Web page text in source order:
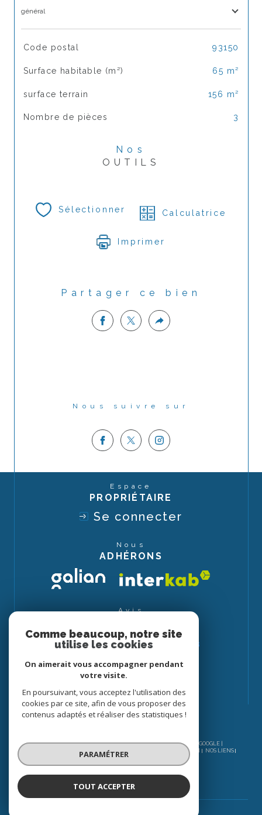
général
TRAD_SIROCCO_Caracteristique
Code postal 93150
Surface habitable (m²) 65 m²
surface terrain 156 m²
Nombre de pièces 3
Nos
OUTILS
Sélectionner Calculatrice
Imprimer
Partager ce bien
Nous suivre sur
Espace
PROPRIÉTAIRE
Se connecter
Nous
ADHÉRONS
Avis
© 2026 | TOUS DROITS RÉSERVÉS | TRADUCTION POWERED BY GOOGLE |
PLAN DU SITE MENTIONS LÉGALES ADMIN
NOS LIENS
POLITIQUE RGPD
Comme beaucoup, notre site
utilise les cookies
On aimerait vous accompagner pendant
votre visite.
En poursuivant, vous acceptez l'utilisation des
cookies par ce site, afin de vous proposer des
contenus adaptés et réaliser des statistiques !
PARAMÉTRER
TOUT ACCEPTER